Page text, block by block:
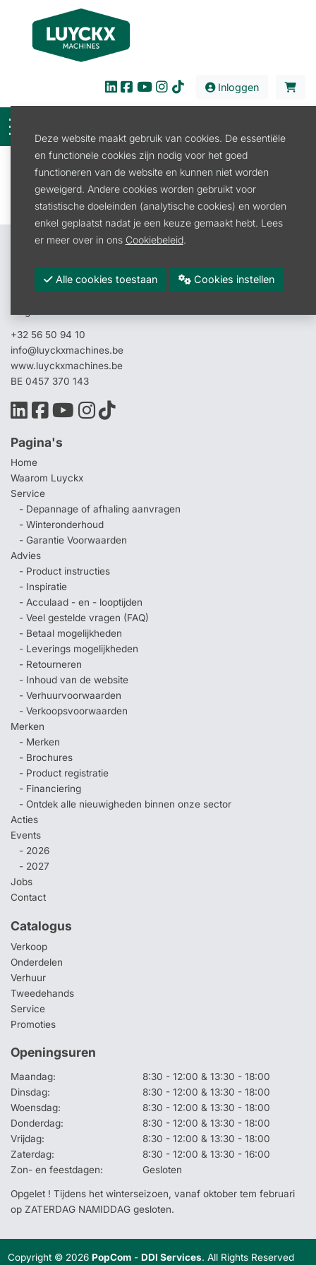
Inloggen
Filter
Contacteer ons
Luyckx Machines BV
Roeselarestraat 4A
+32 56 50 94 10
info@luyckxmachines.be
www.luyckxmachines.be
BE 0457 370 143
Pagina's
Home
Waarom Luyckx
Service
- Depannage of afhaling aanvragen
- Winteronderhoud
- Garantie Voorwaarden
Advies
- Product instructies
- Inspiratie
- Acculaad - en - looptijden
- Veel gestelde vragen (FAQ)
- Betaal mogelijkheden
- Leverings mogelijkheden
- Retourneren
- Inhoud van de website
- Verhuurvoorwaarden
- Verkoopsvoorwaarden
Merken
- Merken
- Brochures
- Product registratie
- Financiering
- Ontdek alle nieuwigheden binnen onze sector
Acties
Events
- 2026
- 2027
Jobs
Contact
Catalogus
Verkoop
Onderdelen
Verhuur
Tweedehands
Service
Promoties
Openingsuren
Maandag:
8:30 - 12:00 & 13:30 - 18:00
Dinsdag:
8:30 - 12:00 & 13:30 - 18:00
Woensdag:
8:30 - 12:00 & 13:30 - 18:00
Donderdag:
8:30 - 12:00 & 13:30 - 18:00
Vrijdag:
8:30 - 12:00 & 13:30 - 18:00
Zaterdag:
8:30 - 12:00 & 13:30 - 16:00
Zon- en feestdagen:
Gesloten
Opgelet ! Tijdens het winterseizoen, vanaf oktober tem februari
op ZATERDAG NAMIDDAG gesloten.
Copyright © 2026PopCom -DDI Services. All Rights Reserved
Deze website maakt gebruik van cookies. De essentiële
en functionele cookies zijn nodig voor het goed
functioneren van de website en kunnen niet worden
geweigerd. Andere cookies worden gebruikt voor
statistische doeleinden (analytische cookies) en worden
enkel geplaatst nadat je een keuze gemaakt hebt. Lees
er meer over in ons Cookiebeleid.
Alle cookies toestaan Cookies instellen